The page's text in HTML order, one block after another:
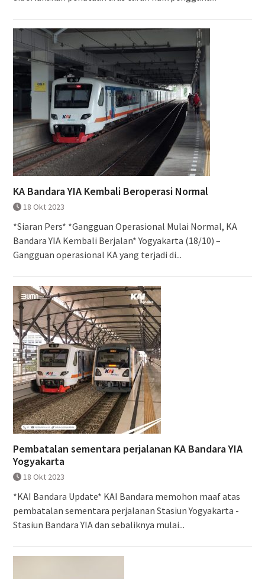
KA Bandara YIA Kembali Beroperasi Normal
18 Okt 2023
*Siaran Pers* *Gangguan Operasional Mulai Normal, KA
Bandara YIA Kembali Berjalan* Yogyakarta (18/10) –
Gangguan operasional KA yang terjadi di...
Pembatalan sementara perjalanan KA Bandara YIA
Yogyakarta
18 Okt 2023
*KAI Bandara Update* KAI Bandara memohon maaf atas
pembatalan sementara perjalanan Stasiun Yogyakarta -
Stasiun Bandara YIA dan sebaliknya mulai...